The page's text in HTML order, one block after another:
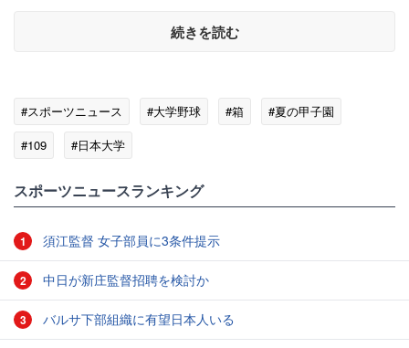
続きを読む
#スポーツニュース #大学野球 #箱
#夏の甲子園
#109
#日本大学
スポーツニュースランキング
1 須江監督 女子部員に3条件提示
2 中日が新庄監督招聘を検討か
3 バルサ下部組織に有望日本人いる